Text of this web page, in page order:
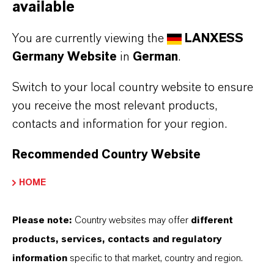
wichtiger Leistungsindikator für die
Nachhaltigkeit von Gummiartikeln. Additive wie
ermöglichen es zum Beispiel Herstellern,
Mischungen für Ultrahochleistungsreifen zu
entwickeln und herzustellen, die eine
nachhaltige Performance über die gesamte
die Kunststoffeinfärbung aus
Leverkusen und Krefeld
available
You are currently viewing the
LANXESS
Germany Website in German.
Switch to your local country website to ensure
you receive the most relevant products,
contacts and information for your region.
Recommended Country Website
HOME
Please note: Country websites may offer different
products, services, contacts and regulatory
information specific to that market, country and region.